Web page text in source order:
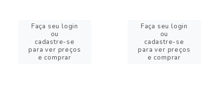
Faça seu login
ou
cadastre-se
para ver preços
e comprar
Faça seu login
ou
cadastre-se
para ver preços
e comprar